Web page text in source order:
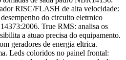
RISC/FLASH de alta velocidade:
do circuito eletrnico
True RMS: analisa os
a atuao precisa do equipamento.
geradores de energia eltrica.
Leds coloridos no painel frontal: